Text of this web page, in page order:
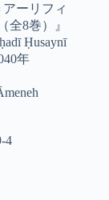
ーリフィ
8巻）』
Ḥusaynī
年
4